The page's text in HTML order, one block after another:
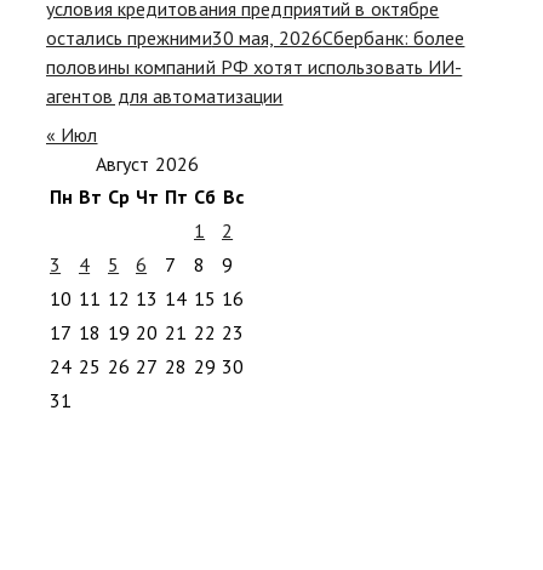
условия кредитования предприятий в октябре
остались прежними30 мая, 2026Сбербанк: более
половины компаний РФ хотят использовать ИИ-
агентов для автоматизации
« Июл
Август 2026
Пн Вт Ср Чт Пт Сб Вс
1
2
3
4 5 6 7 8
9
10 11 12 13 14 15 16
17 18 19 20 21 22 23
24 25 26 27 28 29 30
31